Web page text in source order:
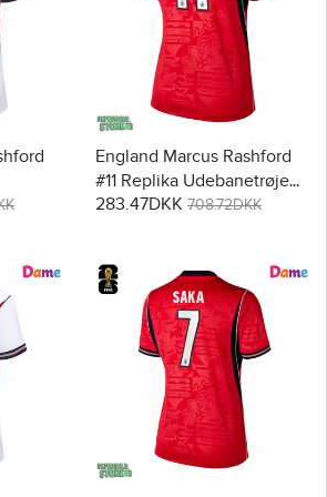
England Marcus Rashford
#11 Replika Udebanetrøje
Dame VM 2026 Kortærmet
283.47DKK 708.72DKK